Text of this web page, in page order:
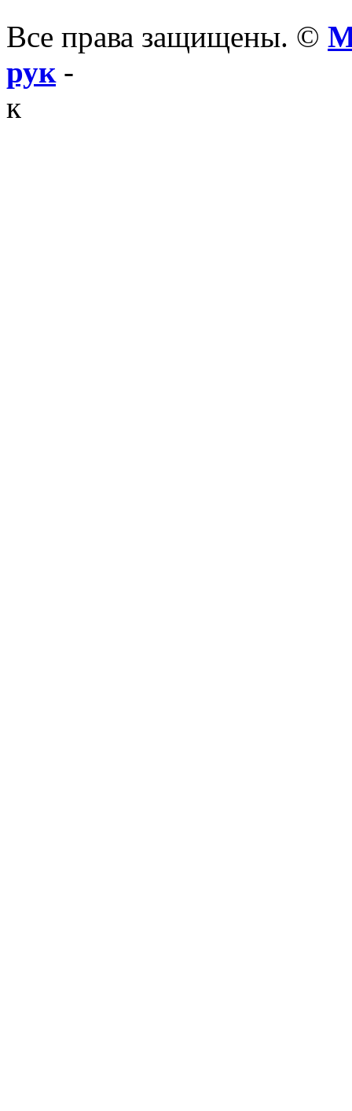
Все права защищены. ©
рук-
к